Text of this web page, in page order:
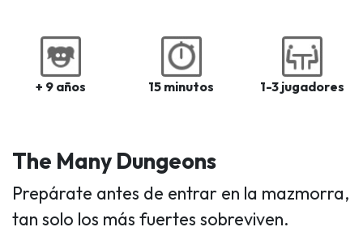
+ 9 años 15 minutos 1-3 jugadores
The Many Dungeons
Prepárate antes de entrar en la mazmorra,
tan solo los más fuertes sobreviven.